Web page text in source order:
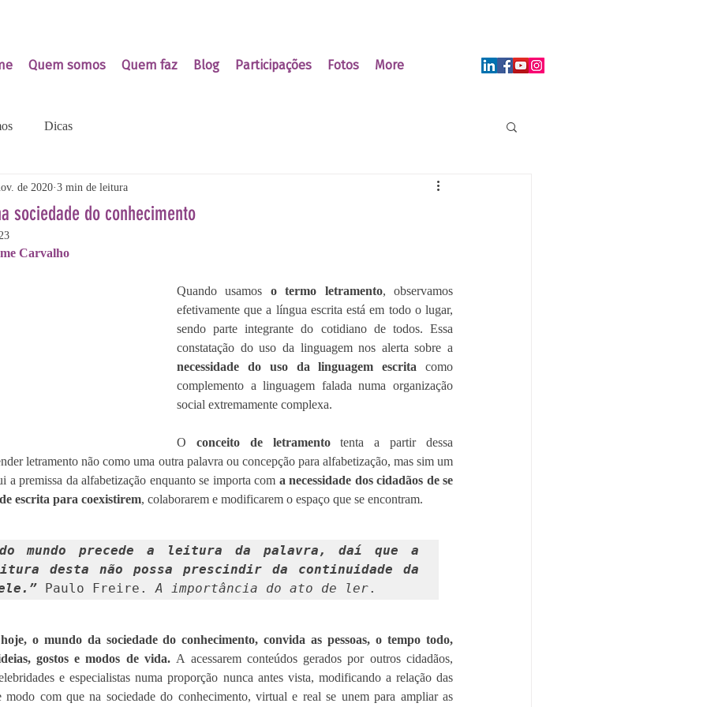
Quem somos Quem faz Blog Participações Fotos More
Dicas
sociedade do conhecimento
de 2020 3 min de leitura
Carvalho
Quando usamos o termo letramento, observamos
efetivamente que a língua escrita está em todo o lugar,
sendo parte integrante do cotidiano de todos. Essa
necessidade do uso da linguagem escrita como
complemento a linguagem falada numa organização
social extremamente complexa.
O conceito de letramento tenta a partir dessa
letramento não como uma outra palavra ou concepção para alfabetização, mas sim um
a premissa da alfabetização enquanto se importa com a necessidade dos cidadãos de se
escrita para coexistirem, colaborarem e modificarem o espaço que se encontram.
mundo precede a leitura da palavra, daí que a
desta não possa prescindir da continuidade da
Paulo Freire. A importância do ato de ler.
o mundo da sociedade do conhecimento, convida as pessoas, o tempo todo,
gostos e modos de vida. A acessarem conteúdos gerados por outros cidadãos,
e especialistas numa proporção nunca antes vista, modificando a relação das
modo com que na sociedade do conhecimento, virtual e real se unem para ampliar as